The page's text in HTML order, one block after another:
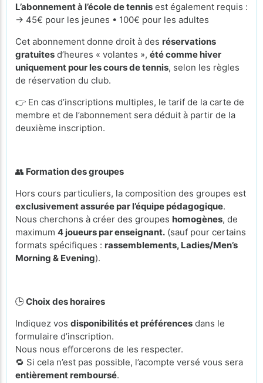
L’abonnement à l’école de tennis est également requis :
→ 45€ pour les jeunes • 100€ pour les adultes
Cet abonnement donne droit à des réservations
gratuites d’heures « volantes », été comme hiver
uniquement pour les cours de tennis, selon les règles
de réservation du club.
👉 En cas d’inscriptions multiples, le tarif de la carte de
membre et de l’abonnement sera déduit à partir de la
deuxième inscription.
👥 Formation des groupes
Hors cours particuliers, la composition des groupes est
exclusivement assurée par l’équipe pédagogique.
Nous cherchons à créer des groupes homogènes, de
maximum 4 joueurs par enseignant. (sauf pour certains
formats spécifiques : rassemblements, Ladies/Men’s
Morning & Evening).
🕒 Choix des horaires
Indiquez vos disponibilités et préférences dans le
formulaire d’inscription.
Nous nous efforcerons de les respecter.
🔁 Si cela n’est pas possible, l’acompte versé vous sera
entièrement remboursé.